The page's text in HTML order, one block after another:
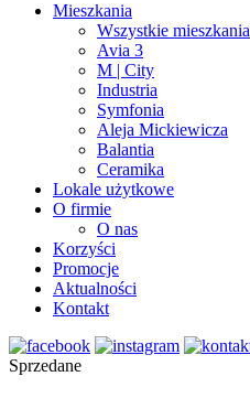
Mieszkania
Wszystkie mieszkania
Avia 3
M | City
Industria
Symfonia
Aleja Mickiewicza
Balantia
Ceramika
Lokale użytkowe
O firmie
O nas
Korzyści
Promocje
Aktualności
Kontakt
Sprzedane